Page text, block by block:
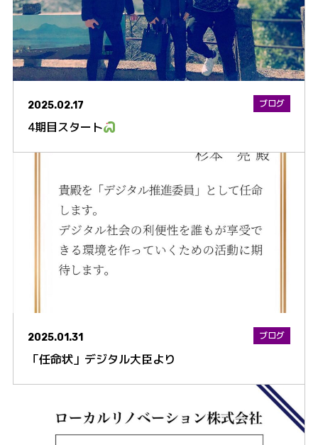
ブログ
2025.02.17
4期目スタート
ブログ
2025.01.31
「任命状」デジタル大臣より